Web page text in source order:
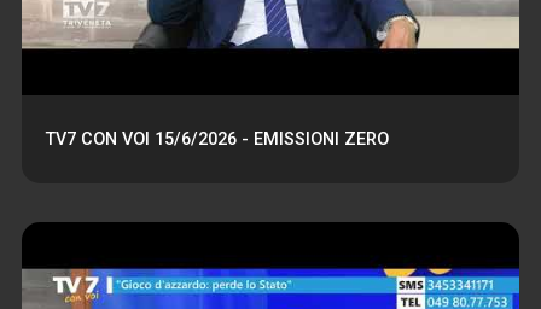
TV7 CON VOI 15/6/2026 - EMISSIONI ZERO